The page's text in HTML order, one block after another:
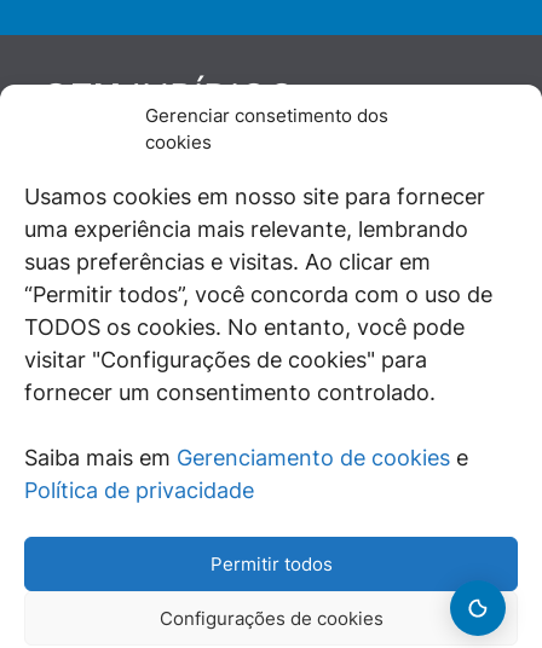
Gerenciar consetimento dos
cookies
Usamos cookies em nosso site para fornecer
uma experiência mais relevante, lembrando
suas preferências e visitas. Ao clicar em
“Permitir todos”, você concorda com o uso de
TODOS os cookies. No entanto, você pode
visitar "Configurações de cookies" para
fornecer um consentimento controlado.
Saiba mais em Gerenciamento de cookies e
Política de privacidade
Permitir todos
Configurações de cookies
GENJURÍDICO
De maneira independente, os autores e
juristas e doutrinadores nacionais, se posicionam
diante de questões relevantes do cotidiano e
universo jurídico.
SIGA